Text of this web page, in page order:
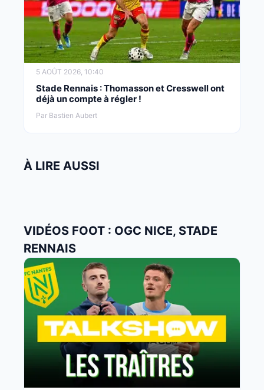
5 AOÛT 2026, 10:40
Stade Rennais : Thomasson et Cresswell ont
déjà un compte à régler !
Par Bastien Aubert
À LIRE AUSSI
VIDÉOS FOOT : OGC NICE, STADE
RENNAIS